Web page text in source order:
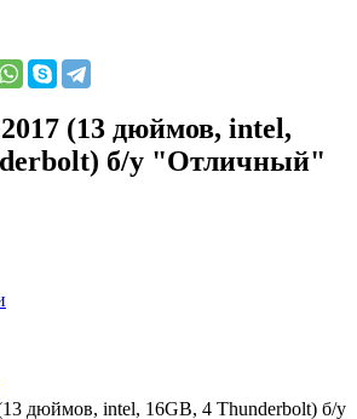
(13 дюймов, intel,
б/у "Отличный"
дюймов, intel, 16GB, 4 Thunderbolt) б/у